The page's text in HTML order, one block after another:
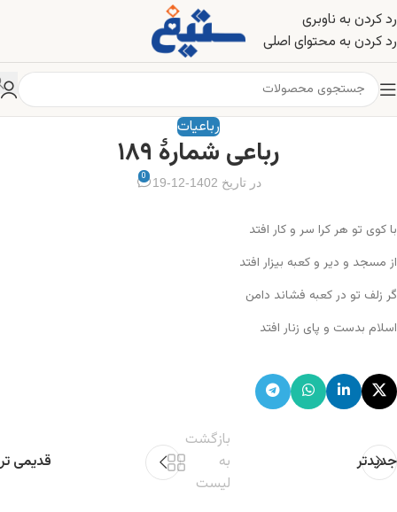
رد کردن به ناوبری
رد کردن به محتوای اصلی
رباعیات
رباعی شمارهٔ ۱۸۹
در تاریخ 1402-12-19 0
با کوی تو هر کرا سر و کار افتد
از مسجد و دیر و کعبه بیزار افتد
گر زلف تو در کعبه فشاند دامن
اسلام بدست و پای زنار افتد
جدیدتر
بازگشت
به
لیست
قدیمی تر